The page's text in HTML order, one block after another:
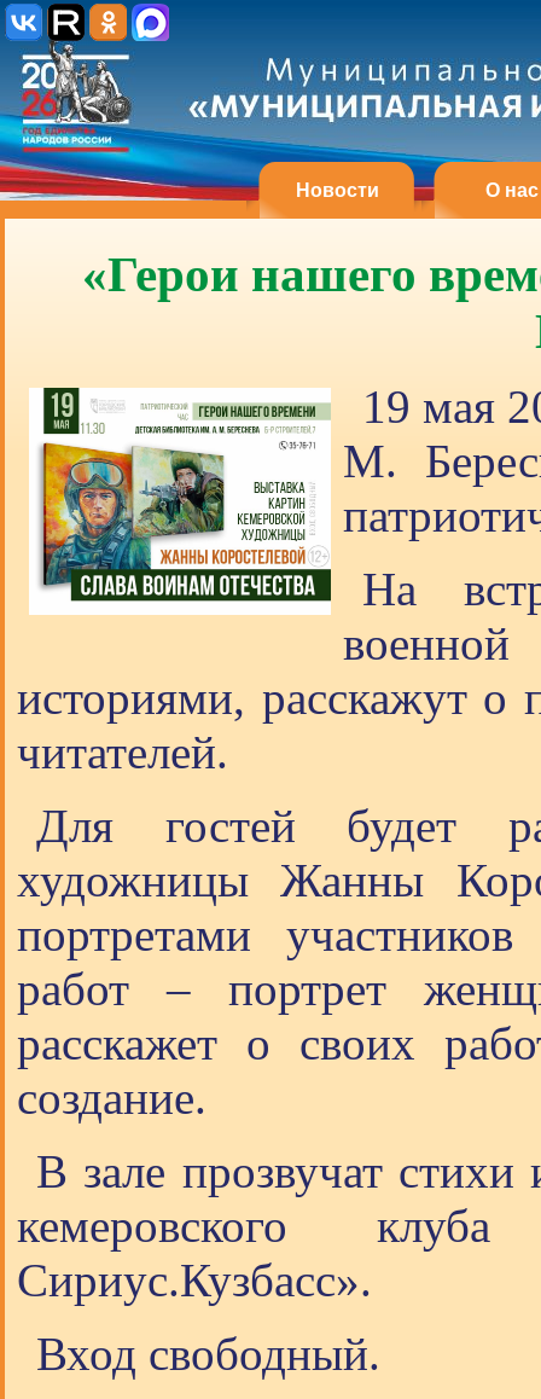
Новости О нас
«Герои нашего
19 мая
М.
На
историями, расскажут о
читателей.
Для гостей будет
художницы Жанны
портретами
работ – портрет
расскажет о своих
создание.
В зале прозвучат
кемеровского
Сириус.Кузбасс».
Вход свободный.